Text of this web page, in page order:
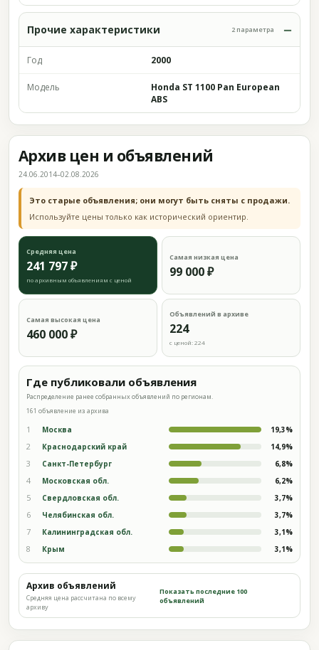
Прочие характеристики 2 параметра
Год 2000
Модель
Honda ST 1100 Pan European
ABS
Архив цен и объявлений
24.06.2014–02.08.2026
Это старые объявления; они могут быть сняты с продажи.
Используйте цены только как исторический ориентир.
Средняя цена
241 797 ₽
по архивным объявлениям с ценой
Самая низкая цена
99 000 ₽
Самая высокая цена
460 000 ₽
Объявлений в архиве
224
с ценой: 224
Где публиковали объявления
Распределение ранее собранных объявлений по регионам.
161 объявление из архива
1 Москва 19,3%
2 Краснодарский край 14,9%
3 Санкт-Петербург 6,8%
4 Московская обл. 6,2%
5 Свердловская обл. 3,7%
6 Челябинская обл. 3,7%
7 Калининградская обл. 3,1%
8 Крым 3,1%
Архив объявлений
Средняя цена рассчитана по всему
архиву
Показать последние 100
объявлений